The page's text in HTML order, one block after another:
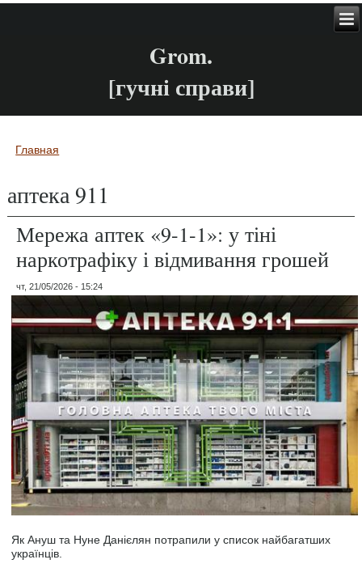
Grom.
[гучні справи]
Вы здесь
Главная
аптека 911
Мережа аптек «9-1-1»: у тіні
наркотрафіку і відмивання грошей
чт, 21/05/2026 - 15:24
Як Ануш та Нуне Данієлян потрапили у список найбагатших
українців.